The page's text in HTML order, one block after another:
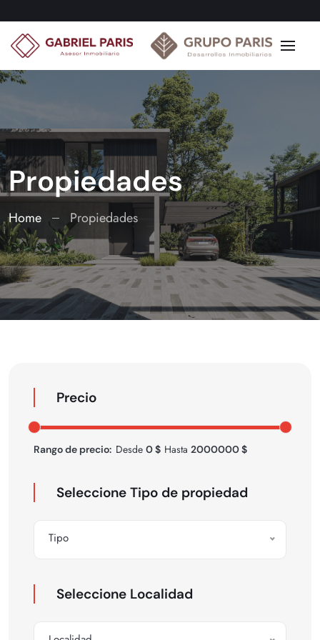
Propiedades
Home Propiedades
Precio
Rango de precio: Desde 0$ Hasta 2000000$
Seleccione Tipo de propiedad
Tipo
Seleccione Localidad